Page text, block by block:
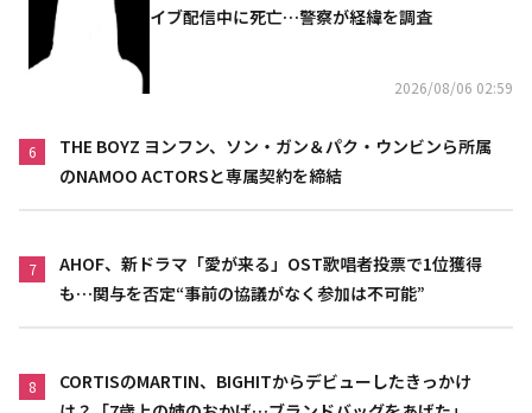
イブ配信中に死亡…警察が経緯を調査
2026/08/06 02:59
6
THE BOYZ ヨンフン、ソン・ガン＆パク・ウンビンら所属
のNAMOO ACTORSと専属契約を締結
7
AHOF、新ドラマ「愛が来る」OST歌唱者投票で1位獲得
も…関与を否定“事前の協議がなく参加は不可能”
8
CORTISのMARTIN、BIGHITからデビューしたきっかけ